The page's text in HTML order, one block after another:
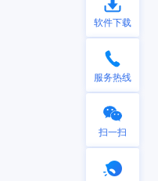
软件下载
服务热线
扫一扫